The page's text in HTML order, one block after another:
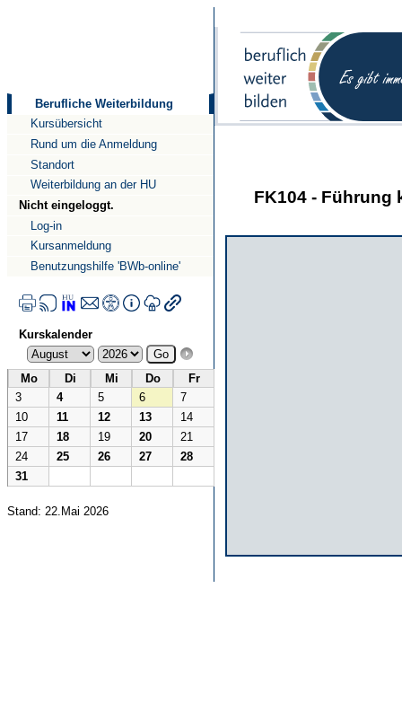
Berufliche Weiterbildung
Kursübersicht
Rund um die Anmeldung
Standort
Weiterbildung an der HU
Nicht eingeloggt.
Log-in
Kursanmeldung
Benutzungshilfe 'BWb-online'
Kurskalender
Mo Di Mi Do
Fr
3
4 5 6
7
10
11 12 13
14
17
18 19 20
21
24
25 26 27
28
31
Stand: 22.Mai 2026
FK104 -